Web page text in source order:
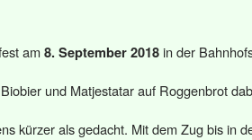
am 8. September 2018 in der
und Matjestatar auf Roggenbrot
kürzer als gedacht. Mit dem Zug bis in